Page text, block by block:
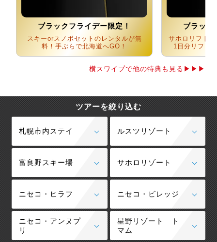
ブラックフライデー限定！
スキーorスノボセットのレンタルが無
料！手ぶらで北海道へGO！
ブラック
サホロリフト
1日分リフト
横スワイプで他の特典も見る▶▶▶
ツアーを絞り込む
札幌市内ステイ ルスツリゾート
富良野スキー場 サホロリゾート
ニセコ・ヒラフ ニセコ・ビレッジ
ニセコ・アンヌプ
リ
星野リゾート ト
マム